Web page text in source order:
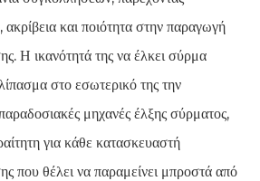
και ποιότητα στην παραγωγή
Η ικανότητά της να έλκει σύρμα
στο εσωτερικό της την
μηχανές έλξης σύρματος,
για κάθε κατασκευαστή
που θέλει να παραμείνει μπροστά από